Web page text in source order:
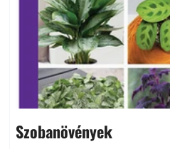
Szobanövények